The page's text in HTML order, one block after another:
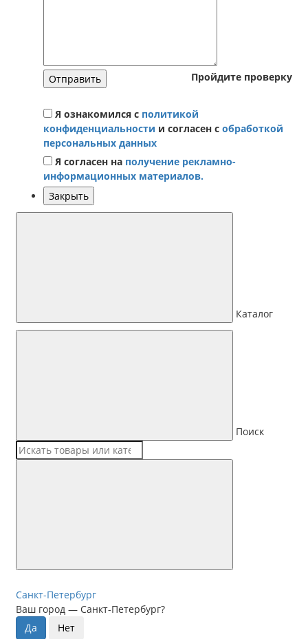
Пройдите проверку
Отправить
Я ознакомился с политикой
конфиденциальности и согласен с обработкой
персональных данных
Я согласен на получение рекламно-
информационных материалов.
Закрыть
Каталог
Поиск
Санкт-Петербург
Ваш город — Санкт-Петербург?